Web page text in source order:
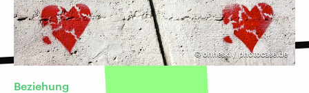
©ohneski / photocase.de
Beziehung